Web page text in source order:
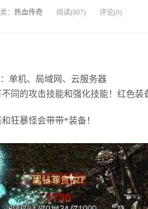
： 热血传奇 阅读(807) 评论(0)
单机、局域网、云服务器
同的攻击技能和强化技能！红色装
狂暴怪会带带*装备！